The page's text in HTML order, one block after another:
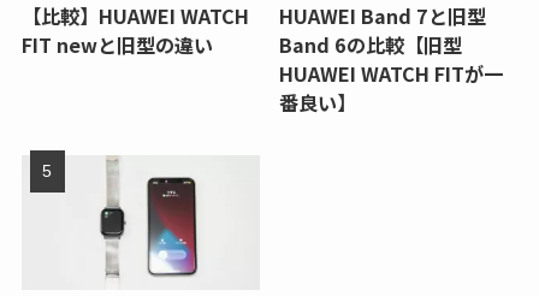
【比較】HUAWEI WATCH
FIT newと旧型の違い
HUAWEI Band 7と旧型
Band 6の比較【旧型
HUAWEI WATCH FITが一
番良い】